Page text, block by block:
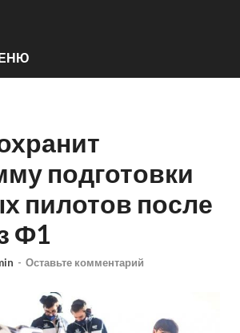
подготовки
пилотов после
Ф1
- Оставьте комментарий